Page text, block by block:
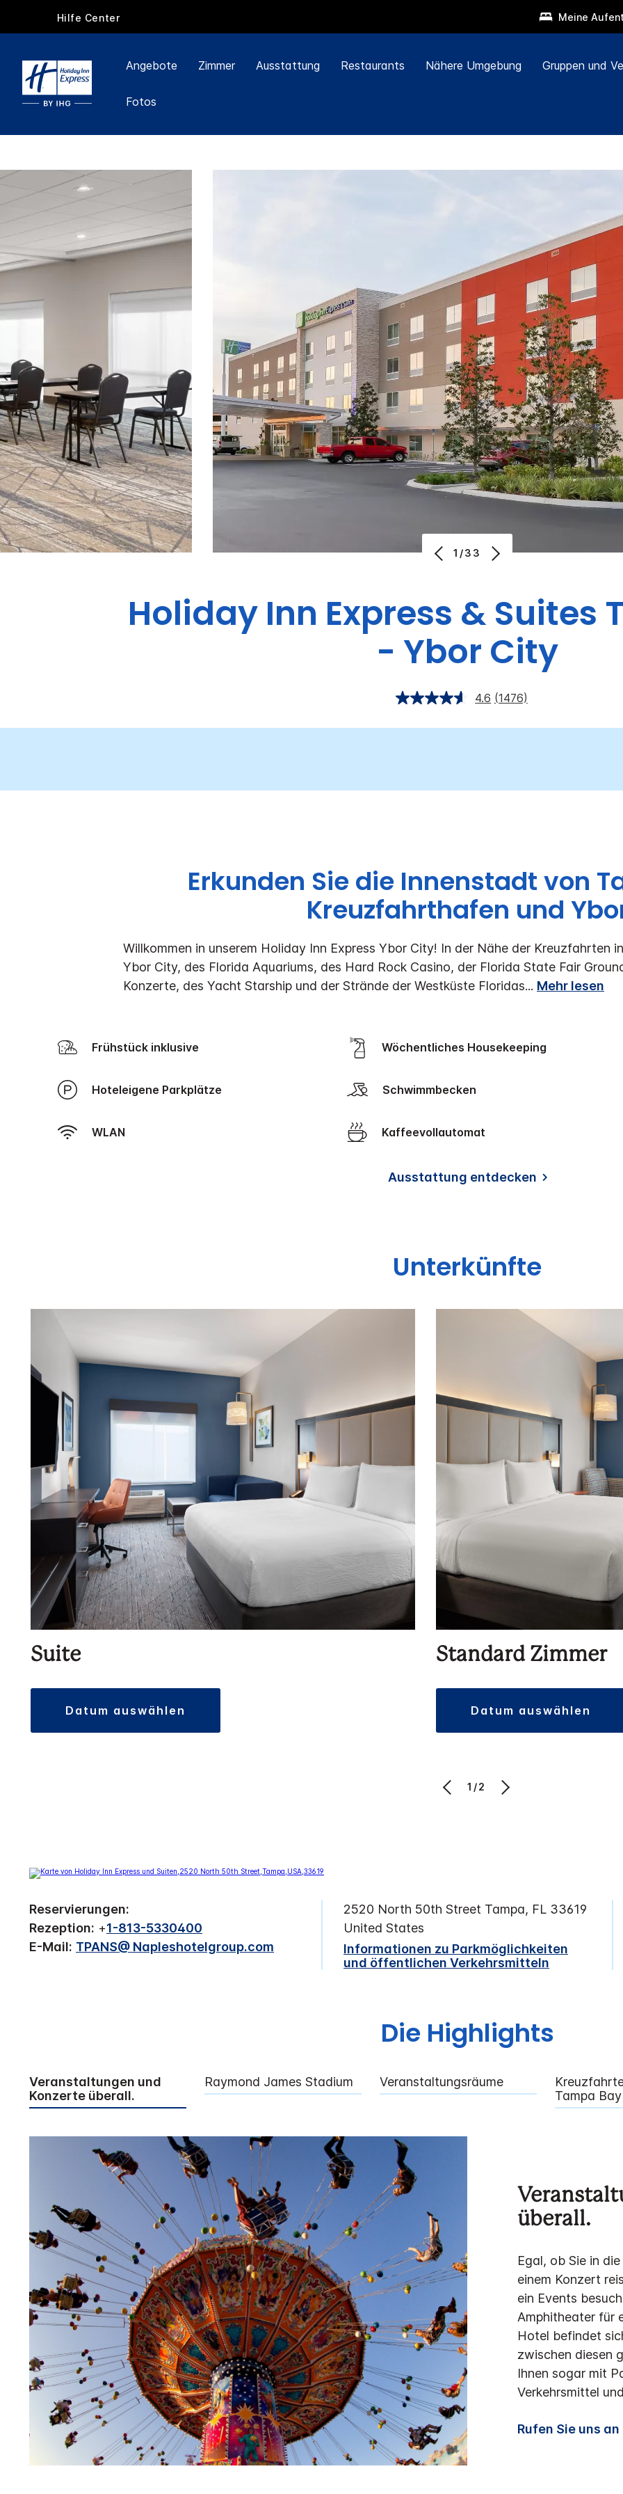
Hilfe Center Meine
Angebote Zimmer Ausstattung Restaurants Nähere Umgebung Gruppen und
Fotos
1/33
Holiday Inn Express & Suites
- Ybor City
4.6 (1476)
Erkunden Sie die Innenstadt von
Kreuzfahrthafen und
Willkommen in unserem Holiday Inn Express Ybor City! In der Nähe der Kreuzfahrten
Ybor City, des Florida Aquariums, des Hard Rock Casino, der Florida State Fair
Konzerte, des Yacht Starship und der Strände der Westküste Floridas... Mehr lesen
Frühstück inklusive Wöchentliches Housekeeping
Hoteleigene Parkplätze Schwimmbecken
WLAN Kaffeevollautomat
Ausstattung entdecken
Unterkünfte
Suite
datum auswählen
Standard Zimmer
datum auswählen
1/2
Reservierungen:
Rezeption: +1-813-5330400
E-Mail: TPANS@ Napleshotelgroup.com
2520 North 50th Street Tampa, FL 33619
United States
Informationen zu Parkmöglichkeiten
und öffentlichen Verkehrsmitteln
Die Highlights
Veranstaltungen und
Konzerte überall.
Raymond James Stadium Veranstaltungsräume
Tampa Bay
überall.
Egal, ob Sie in
einem Konzert
ein Events
Amphitheater für
Hotel befindet
zwischen diesen
Ihnen sogar mit
Verkehrsmittel
Rufen Sie uns